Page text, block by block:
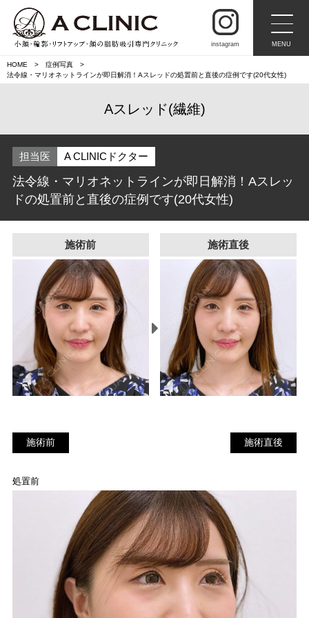
instagram MENU
HOME
症例写真
法令線・マリオネットラインが即日解消！Aスレッドの処置前と直後の症例です(20代女性)
Aスレッド(繊維)
担当医 A CLINICドクター
法令線・マリオネットラインが即日解消！Aスレッ
ドの処置前と直後の症例です(20代女性)
施術前 施術直後
後
施術前 施術直後
処置前